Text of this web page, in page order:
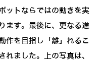
ットならではの動きを実
ます。最後に、更なる進
作を目指し「離」れるこ
れました。上の写真は、